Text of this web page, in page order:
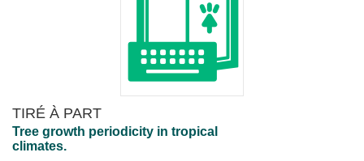
TIRÉ À PART
Tree growth periodicity in tropical
climates.